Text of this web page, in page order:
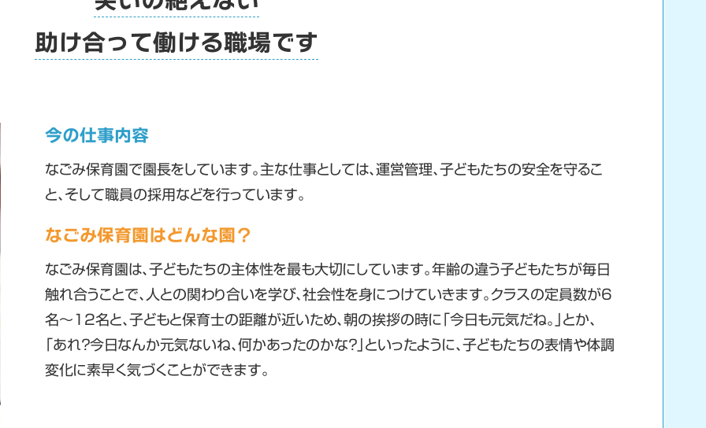
助け合って働ける職場です
今の仕事内容
なごみ保育園で園長をしています。主な仕事としては、運営管理、子どもたちの安全を守るこ
と、そして職員の採用などを行っています。
なごみ保育園はどんな園？
なごみ保育園は、子どもたちの主体性を最も大切にしています。年齢の違う子どもたちが毎日
触れ合うことで、人との関わり合いを学び、社会性を身につけていきます。クラスの定員数が6
名～12名と、子どもと保育士の距離が近いため、朝の挨拶の時に「今日も元気だね。」とか、
「あれ？今日なんか元気ないね、何かあったのかな？」といったように、子どもたちの表情や体調
変化に素早く気づくことができます。